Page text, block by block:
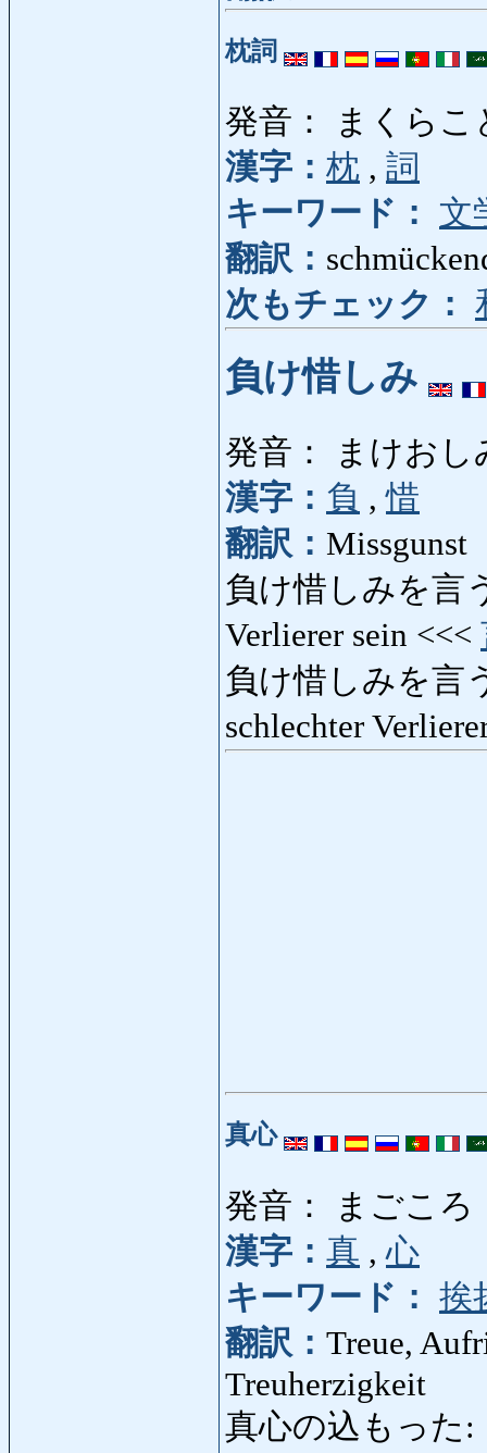
枕詞
発音： まくらこ
漢字： 枕 , 詞
キーワード：
文
翻訳：
次もチェック：
負け惜しみ
発音： まけおし
漢字： 負 ,惜
翻訳： Missgunst
負け惜しみを言
Verlierer sein <<<
負け惜しみを言
schlechter
真心
発音： まごころ
漢字： 真 ,心
キーワード： 挨
翻訳： Treue,
Treuherzigkeit
真心の込もった: